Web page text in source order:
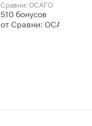
Сравни: ОСАГО
510 бонусов